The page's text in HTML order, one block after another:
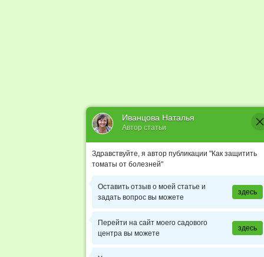
Иванцова Наталья
Автор статьи
Здравствуйте, я автор публикации "Как защитить
томаты от болезней"
Оставить отзыв о моей статье и
задать вопрос вы можете
здесь
Перейти на сайт моего садового
центра вы можете
здесь